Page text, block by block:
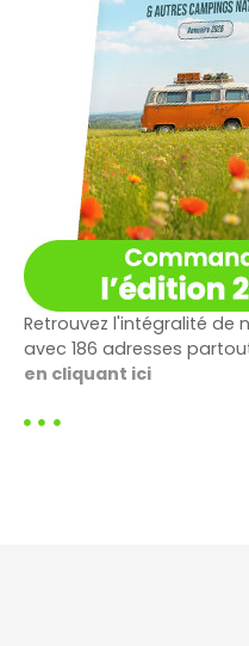
Retrouvez l'intégralité de
avec 186 adresses
en cliquant ici